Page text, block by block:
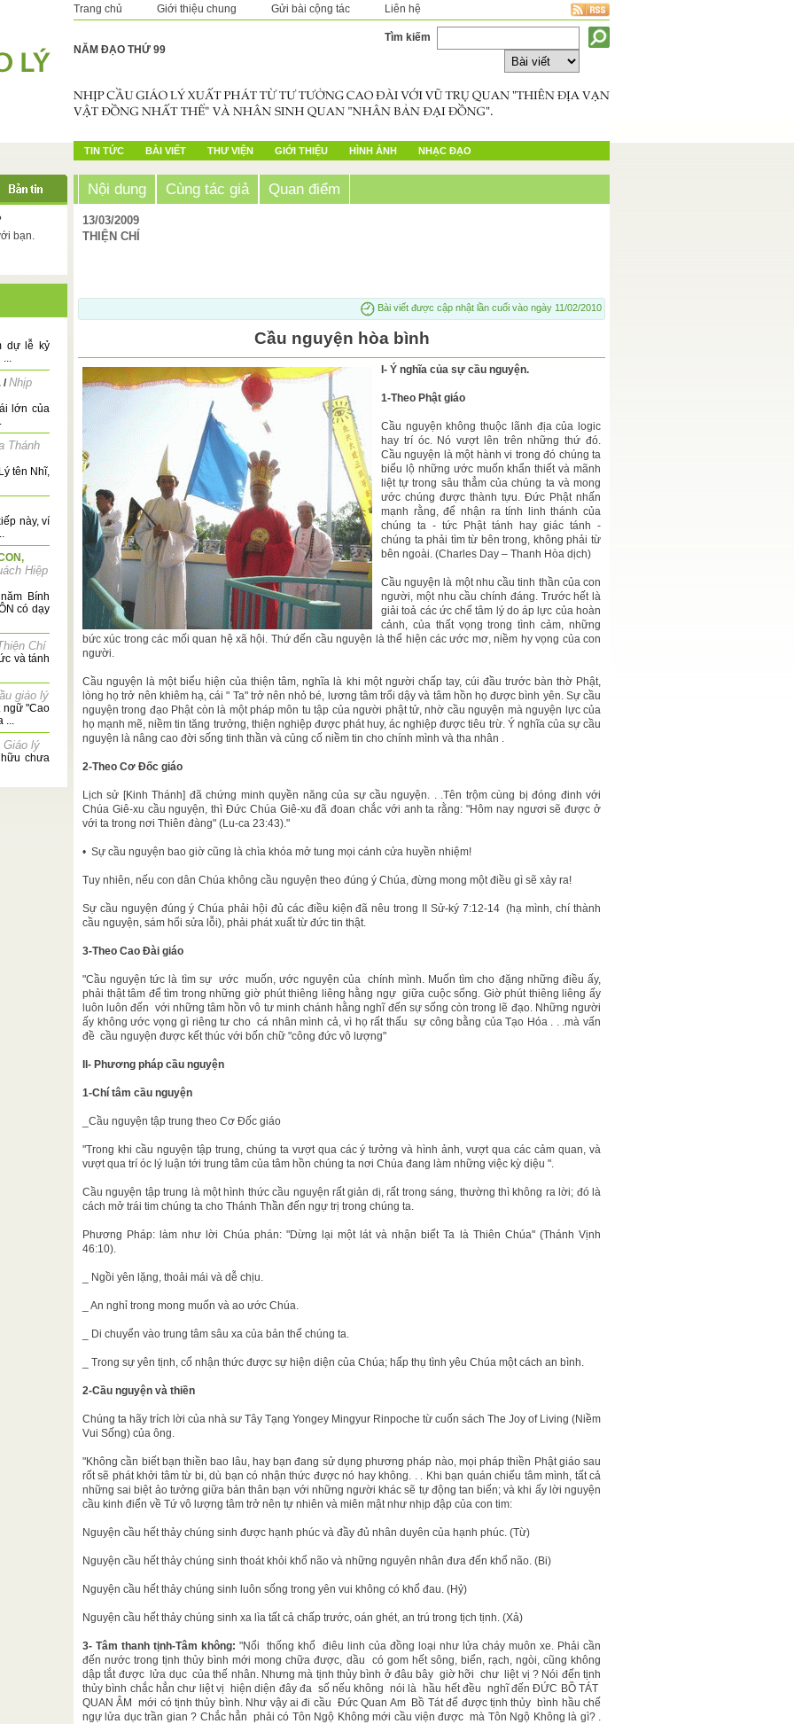
Trang chủ Giới thiệu chung Gửi bài cộng tác Liên hệ
NĂM ĐẠO THỨ 99
Tìm kiếm
TIN TỨC BÀI VIẾT THƯ VIỆN GIỚI THIỆU HÌNH ẢNH NHẠC ĐẠO
bạn.
dự lễ kỷ
...
/Nhịp
lớn của
Thánh
tên Nhĩ,
này, ví
Hiệp
Bính
có dạy
Chí
và tánh
giáo lý
ngữ "Cao
...
Giáo lý
chưa
Nội dung Cùng tác giả Quan điểm
13/03/2009
THIỆN CHÍ
Bài viết được cập nhật lần cuối vào ngày 11/02/2010
Cầu nguyện hòa bình
I- Ý nghĩa của sự cầu nguyện.
1-Theo Phật giáo
Cầu nguyện không thuộc lãnh địa của logic
hay trí óc. Nó vượt lên trên những thứ đó.
Cầu nguyện là một hành vi trong đó chúng ta
biểu lộ những ước muốn khẩn thiết và mãnh
liệt tự trong sâu thẳm của chúng ta và mong
ước chúng được thành tựu. Đức Phật nhấn
mạnh rằng, để nhận ra tính linh thánh của
chúng ta - tức Phật tánh hay giác tánh -
chúng ta phải tìm từ bên trong, không phải từ
bên ngoài. (Charles Day – Thanh Hòa dịch)
Cầu nguyện là một nhu cầu tinh thần của con
người, một nhu cầu chính đáng. Trước hết là
giải toả các ức chế tâm lý do áp lực của hoàn
cảnh, của thất vọng trong tình cảm, những
bức xúc trong các mối quan hệ xã hội. Thứ đến cầu nguyện là thể hiện các ước mơ, niềm hy vọng của con
người.
Cầu nguyện là một biểu hiện của thiện tâm, nghĩa là khi một người chấp tay, cúi đầu trước bàn thờ Phật,
lòng họ trở nên khiêm hạ, cái " Ta" trở nên nhỏ bé, lương tâm trổi dậy và tâm hồn họ được bình yên. Sự cầu
nguyện trong đạo Phật còn là một pháp môn tu tập của người phật tử, nhờ cầu nguyện mà nguyện lực của
họ mạnh mẽ, niềm tin tăng trưởng, thiện nghiệp được phát huy, ác nghiệp được tiêu trừ. Ý nghĩa của sự cầu
nguyện là nâng cao đời sống tinh thần và củng cố niềm tin cho chính mình và tha nhân .
2-Theo Cơ Đốc giáo
Lịch sử [Kinh Thánh] đã chứng minh quyền năng của sự cầu nguyện. . .Tên trộm cùng bị đóng đinh với
Chúa Giê-xu cầu nguyện, thì Đức Chúa Giê-xu đã đoan chắc với anh ta rằng: "Hôm nay ngươi sẽ được ở
với ta trong nơi Thiên đàng" (Lu-ca 23:43)."
• Sự cầu nguyện bao giờ cũng là chìa khóa mở tung mọi cánh cửa huyền nhiệm!
Tuy nhiên, nếu con dân Chúa không cầu nguyện theo đúng ý Chúa, đừng mong một điều gì sẽ xảy ra!
Sự cầu nguyện đúng ý Chúa phải hội đủ các điều kiện đã nêu trong II Sử-ký 7:12-14 (hạ mình, chí thành
cầu nguyện, sám hối sửa lỗi), phải phát xuất từ đức tin thật.
3-Theo Cao Đài giáo
"Cầu nguyện tức là tìm sự ước muốn, ước nguyện của chính mình. Muốn tìm cho đặng những điều ấy,
phải thật tâm để tìm trong những giờ phút thiêng liêng hằng ngự giữa cuộc sống. Giờ phút thiêng liêng ấy
luôn luôn đến với những tâm hồn vô tư minh chánh hằng nghĩ đến sự sống còn trong lẽ đạo. Những người
ấy không ước vọng gì riêng tư cho cá nhân mình cả, vì họ rất thấu sự công bằng của Tạo Hóa . . .mà vấn
đề cầu nguyện được kết thúc với bốn chữ "công đức vô lượng"
II- Phương pháp cầu nguyện
1-Chí tâm cầu nguyện
_Cầu nguyện tập trung theo Cơ Đốc giáo
"Trong khi cầu nguyện tập trung, chúng ta vượt qua các ý tưởng và hình ảnh, vượt qua các cảm quan, và
vượt qua trí óc lý luận tới trung tâm của tâm hồn chúng ta nơi Chúa đang làm những việc kỳ diệu ".
Cầu nguyện tập trung là một hình thức cầu nguyện rất giản dị, rất trong sáng, thường thì không ra lời; đó là
cách mở trái tim chúng ta cho Thánh Thần đến ngự trị trong chúng ta.
Phương Pháp: làm như lời Chúa phán: "Dừng lại một lát và nhận biết Ta là Thiên Chúa" (Thánh Vịnh
46:10).
_ Ngồi yên lặng, thoải mái và dễ chịu.
_ An nghỉ trong mong muốn và ao ước Chúa.
_ Di chuyển vào trung tâm sâu xa của bản thể chúng ta.
_ Trong sự yên tịnh, cố nhận thức được sự hiện diện của Chúa; hấp thụ tình yêu Chúa một cách an bình.
2-Cầu nguyện và thiền
Chúng ta hãy trích lời của nhà sư Tây Tạng Yongey Mingyur Rinpoche từ cuốn sách The Joy of Living (Niềm
Vui Sống) của ông.
"Không cần biết bạn thiền bao lâu, hay bạn đang sử dụng phương pháp nào, mọi pháp thiền Phật giáo sau
rốt sẽ phát khởi tâm từ bi, dù bạn có nhận thức được nó hay không. . . Khi bạn quán chiếu tâm mình, tất cả
những sai biệt ảo tưởng giữa bản thân bạn với những người khác sẽ tự động tan biến; và khi ấy lời nguyện
cầu kinh điển về Tứ vô lượng tâm trở nên tự nhiên và miên mật như nhịp đập của con tim:
Nguyện cầu hết thảy chúng sinh được hạnh phúc và đầy đủ nhân duyên của hạnh phúc. (Từ)
Nguyện cầu hết thảy chúng sinh thoát khỏi khổ não và những nguyên nhân đưa đến khổ não. (Bi)
Nguyện cầu hết thảy chúng sinh luôn sống trong yên vui không có khổ đau. (Hỷ)
Nguyện cầu hết thảy chúng sinh xa lìa tất cả chấp trước, oán ghét, an trú trong tịch tịnh. (Xả)
3- Tâm thanh tịnh-Tâm không: "Nổi thống khổ điêu linh của đồng loại như lửa cháy muôn xe. Phải cần
đến nước trong tịnh thủy bình mới mong chữa được, dầu có gom hết sông, biển, rạch, ngòi, cũng không
dập tắt được lửa dục của thế nhân. Nhưng mà tịnh thủy bình ở đâu bây giờ hỡi chư liệt vị ? Nói đến tịnh
thủy bình chắc hẳn chư liệt vị hiện diện đây đa số nếu không nói là hầu hết đều nghĩ đến ĐỨC BỒ TÁT
QUAN ÂM mới có tịnh thủy bình. Như vậy ai đi cầu Đức Quan Am Bồ Tát để được tịnh thủy bình hầu chế
ngự lửa dục trần gian ? Chắc hẳn phải có Tôn Ngộ Không mới cầu viện được mà Tôn Ngộ Không là gì? .